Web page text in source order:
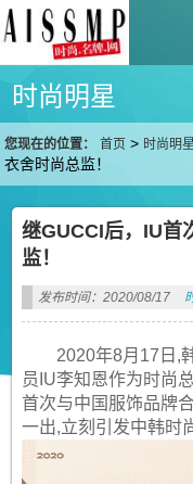
时尚明星
您现在的位置： 首页 > 时尚明星
衣舍时尚总监！
继GUCCI后，IU首
监！
发布时间：2020/08/17
2020年8月17日,
员IU李知恩作为时尚
首次与中国服饰品牌
一出,立刻引发中韩时